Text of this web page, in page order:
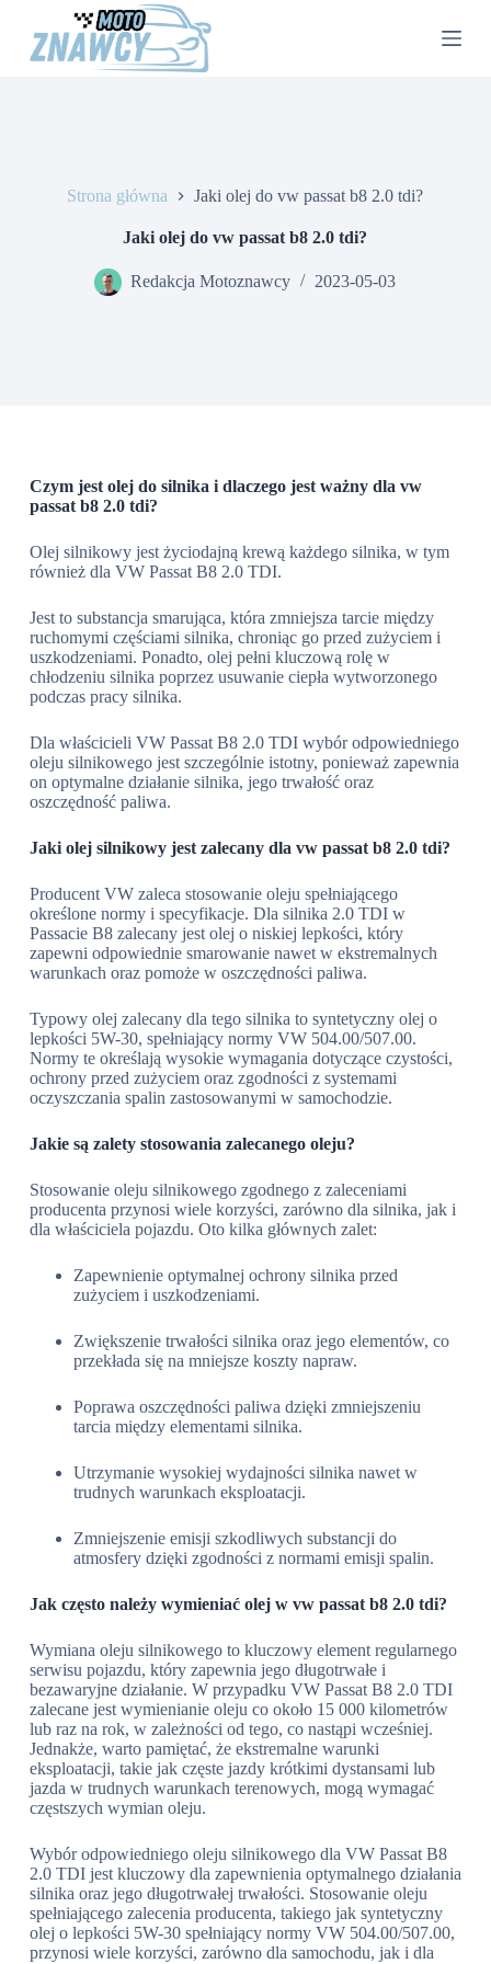
Strona główna Jaki olej do vw passat b8 2.0 tdi?
Jaki olej do vw passat b8 2.0 tdi?
Redakcja Motoznawcy 2023-05-03
Czym jest olej do silnika i dlaczego jest ważny dla vw
passat b8 2.0 tdi?
Olej silnikowy jest życiodajną krewą każdego silnika, w tym
również dla VW Passat B8 2.0 TDI.
Jest to substancja smarująca, która zmniejsza tarcie między
ruchomymi częściami silnika, chroniąc go przed zużyciem i
uszkodzeniami. Ponadto, olej pełni kluczową rolę w
chłodzeniu silnika poprzez usuwanie ciepła wytworzonego
podczas pracy silnika.
Dla właścicieli VW Passat B8 2.0 TDI wybór odpowiedniego
oleju silnikowego jest szczególnie istotny, ponieważ zapewnia
on optymalne działanie silnika, jego trwałość oraz
oszczędność paliwa.
Jaki olej silnikowy jest zalecany dla vw passat b8 2.0 tdi?
Producent VW zaleca stosowanie oleju spełniającego
określone normy i specyfikacje. Dla silnika 2.0 TDI w
Passacie B8 zalecany jest olej o niskiej lepkości, który
zapewni odpowiednie smarowanie nawet w ekstremalnych
warunkach oraz pomoże w oszczędności paliwa.
Typowy olej zalecany dla tego silnika to syntetyczny olej o
lepkości 5W-30, spełniający normy VW 504.00/507.00.
Normy te określają wysokie wymagania dotyczące czystości,
ochrony przed zużyciem oraz zgodności z systemami
oczyszczania spalin zastosowanymi w samochodzie.
Jakie są zalety stosowania zalecanego oleju?
Stosowanie oleju silnikowego zgodnego z zaleceniami
producenta przynosi wiele korzyści, zarówno dla silnika, jak i
dla właściciela pojazdu. Oto kilka głównych zalet:
Zapewnienie optymalnej ochrony silnika przed
zużyciem i uszkodzeniami.
Zwiększenie trwałości silnika oraz jego elementów, co
przekłada się na mniejsze koszty napraw.
Poprawa oszczędności paliwa dzięki zmniejszeniu
tarcia między elementami silnika.
Utrzymanie wysokiej wydajności silnika nawet w
trudnych warunkach eksploatacji.
Zmniejszenie emisji szkodliwych substancji do
atmosfery dzięki zgodności z normami emisji spalin.
Jak często należy wymieniać olej w vw passat b8 2.0 tdi?
Wymiana oleju silnikowego to kluczowy element regularnego
serwisu pojazdu, który zapewnia jego długotrwałe i
bezawaryjne działanie. W przypadku VW Passat B8 2.0 TDI
zalecane jest wymienianie oleju co około 15 000 kilometrów
lub raz na rok, w zależności od tego, co nastąpi wcześniej.
Jednakże, warto pamiętać, że ekstremalne warunki
eksploatacji, takie jak częste jazdy krótkimi dystansami lub
jazda w trudnych warunkach terenowych, mogą wymagać
częstszych wymian oleju.
Wybór odpowiedniego oleju silnikowego dla VW Passat B8
2.0 TDI jest kluczowy dla zapewnienia optymalnego działania
silnika oraz jego długotrwałej trwałości. Stosowanie oleju
spełniającego zalecenia producenta, takiego jak syntetyczny
olej o lepkości 5W-30 spełniający normy VW 504.00/507.00,
przynosi wiele korzyści, zarówno dla samochodu, jak i dla